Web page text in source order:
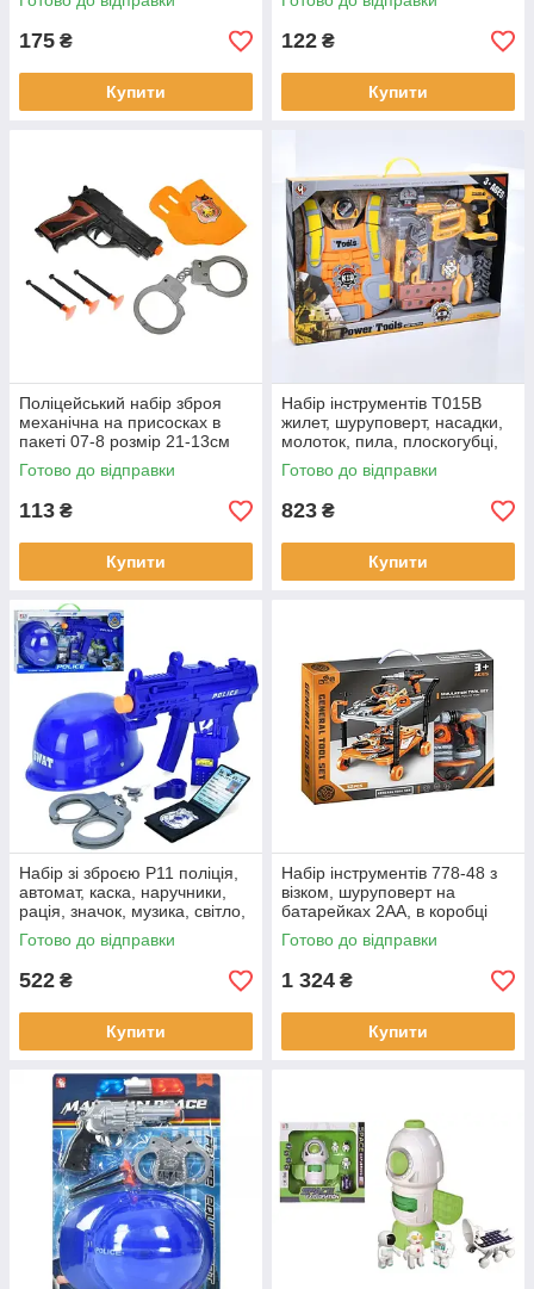
175 ₴
Купити
122 ₴
Купити
Поліцейський набір зброя
механічна на присосках в
пакеті 07-8 розмір 21-13см
Готово до відправки
113 ₴
Купити
Набір інструментів T015B
жилет, шуруповерт, насадки,
молоток, пила, плоскогубці,
викрутка, рулетка, болти, на
батарейках.
Готово до відправки
823 ₴
Купити
Набір зі зброєю P11 поліція,
автомат, каска, наручники,
рація, значок, музика, світло,
на батарейках, коробка 52,5-
31-5,5см
Готово до відправки
522 ₴
Купити
Набір інструментів 778-48 з
візком, шуруповерт на
батарейках 2АА, в коробці
50,6-6,5-39,5см
Готово до відправки
1 324 ₴
Купити